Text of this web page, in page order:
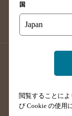
店舗登録方法
国
閲覧することによ
び Cookie の使用